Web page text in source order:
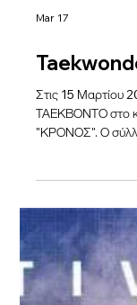
Στις 15 Μαρτίου